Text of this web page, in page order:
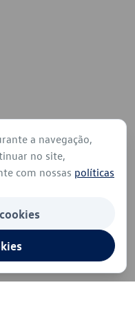
a navegação,
no site,
com nossas políticas